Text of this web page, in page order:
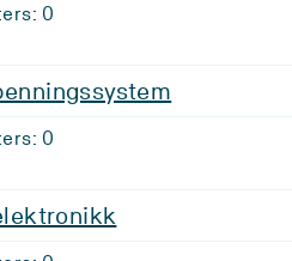
0
0